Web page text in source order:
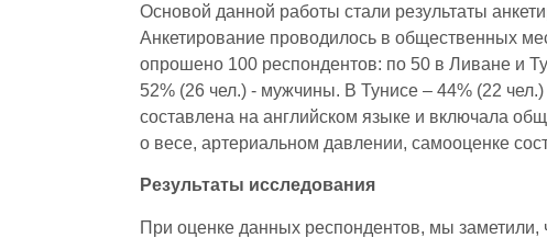
Основой данной работы стали результаты
Анкетирование проводилось в общественных
опрошено 100 респондентов: по 50 в Ливане и
52% (26 чел.) - мужчины. В Тунисе – 44% (22
составлена на английском языке и включала
о весе, артериальном давлении, самооценке
Результаты исследования
При оценке данных респондентов, мы